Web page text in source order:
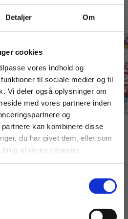
Detaljer Om
cookies
vores indhold og
til sociale medier og til
Vi deler også oplysninger om
med vores partnere inden
og
kan kombinere disse
du har givet dem, eller som
af deres tjenester.Slut Finale 1
Ann Kledal Barbara
105,00 KR.
find masterclasses mm.
som:
For institutioner og
virksomheder. Du
får vist priser ekskl.